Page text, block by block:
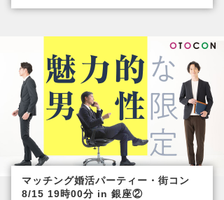
マッチング婚活パーティー・街コン
8/15 19時00分 in 銀座②